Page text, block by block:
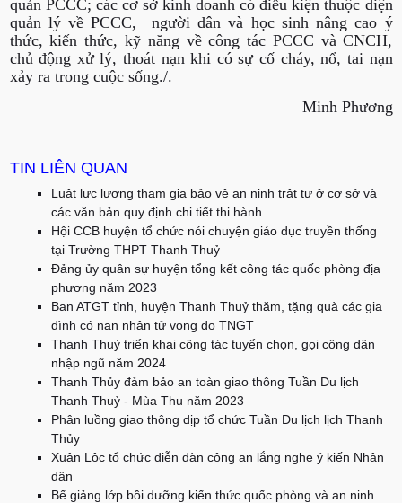
quản PCCC; các cơ sở kinh doanh có điều kiện thuộc diện
quản lý về PCCC, người dân và học sinh nâng cao ý
thức, kiến thức, kỹ năng về công tác PCCC và CNCH,
chủ động xử lý, thoát nạn khi có sự cố cháy, nổ, tai nạn
xảy ra trong cuộc sống./.
Minh Phương
TIN LIÊN QUAN
Luật lực lượng tham gia bảo vệ an ninh trật tự ở cơ sở và
các văn bản quy định chi tiết thi hành
Hội CCB huyện tổ chức nói chuyện giáo dục truyền thống
tại Trường THPT Thanh Thuỷ
Đảng ủy quân sự huyện tổng kết công tác quốc phòng địa
phương năm 2023
Ban ATGT tỉnh, huyện Thanh Thuỷ thăm, tặng quà các gia
đình có nạn nhân tử vong do TNGT
Thanh Thuỷ triển khai công tác tuyển chọn, gọi công dân
nhập ngũ năm 2024
Thanh Thủy đảm bảo an toàn giao thông Tuần Du lịch
Thanh Thuỷ - Mùa Thu năm 2023
Phân luồng giao thông dịp tổ chức Tuần Du lịch lịch Thanh
Thủy
Xuân Lộc tổ chức diễn đàn công an lắng nghe ý kiến Nhân
dân
Bế giảng lớp bồi dưỡng kiến thức quốc phòng và an ninh